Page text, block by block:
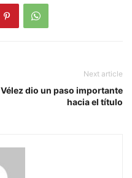
Next article
Vélez dio un paso importante
hacia el título